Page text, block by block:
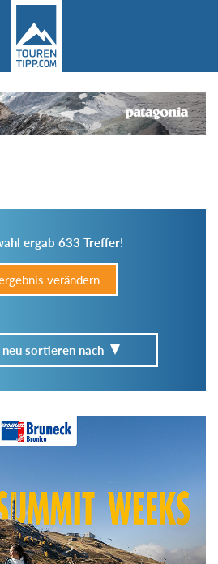
ergab 633 Treffer!
verändern
sortieren nach
suchen